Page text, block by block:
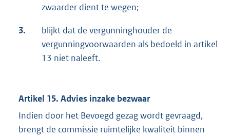
zwaarder dient te wegen;
3.
blijkt dat de vergunninghouder de
vergunningvoorwaarden als bedoeld in artikel
13 niet naleeft.
Artikel 15. Advies inzake bezwaar
Indien door het Bevoegd gezag wordt gevraagd,
brengt de commissie ruimtelijke kwaliteit binnen